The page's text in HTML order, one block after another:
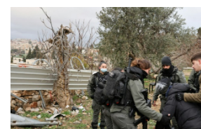
Direkt-ICE Berlin-Paris bleibt wegen
unterbrochen
Selenskyj erstmals seit Beginn von
gereist
Russland weist Verantwortung für
Flughafen zurück